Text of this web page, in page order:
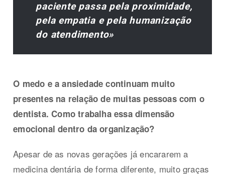
paciente passa pela proximidade,
pela empatia e pela humanização
do atendimento»
O medo e a ansiedade continuam muito
presentes na relação de muitas pessoas com o
dentista. Como trabalha essa dimensão
emocional dentro da organização?
Apesar de as novas gerações já encararem a
medicina dentária de forma diferente, muito graças